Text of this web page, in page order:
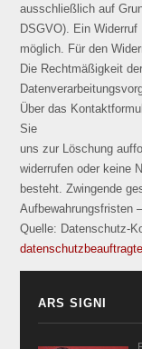
ausschließlich auf
DSGVO). Ein
möglich. Für den
Die Rechtmäßigkeit
Über das
Sie
uns zur Löschung
widerrufen oder keine
besteht. Zwingende
Aufbewahrungsfristen
Quelle: Datenschutz-
ARS SIGNI